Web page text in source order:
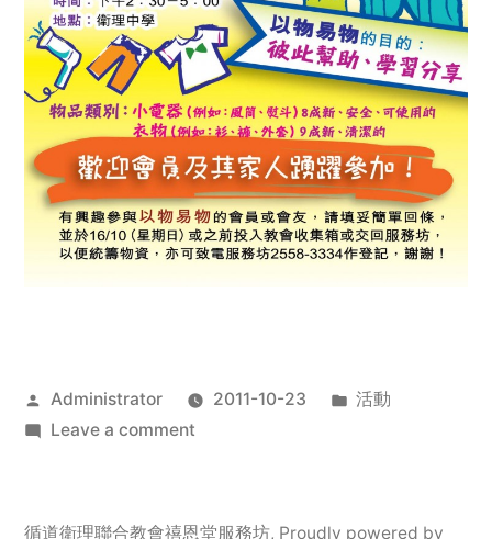
Posted
by
Administrator 2011-10-23
Posted
活動
Leave a commenton
服
循道衛理聯合教會禧恩堂服務坊, Proudly powered by